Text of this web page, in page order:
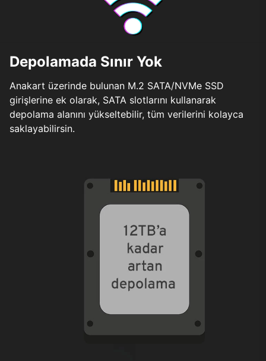
Depolamada Sınır Yok
Anakart üzerinde bulunan M.2 SATA/NVMe SSD
girişlerine ek olarak, SATA slotlarını kullanarak
depolama alanını yükseltebilir, tüm verilerini kolayca
saklayabilirsin.